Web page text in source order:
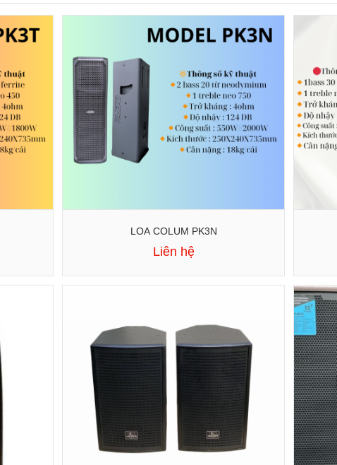
LOA COLUM PK3N
Liên hệ